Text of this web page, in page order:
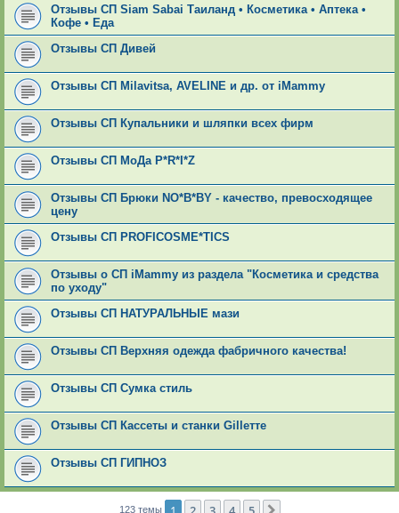
Отзывы СП Siam Sabai Таиланд • Косметика • Аптека •
Кофе • Еда
Отзывы СП Дивей
Отзывы СП Мilavitsа, AVELINE и др. от iMammy
Отзывы СП Купальники и шляпки всех фирм
Отзывы СП МоДа Р*R*I*Z
Отзывы СП Брюки NO*В*ВY - качество, превосходящее
цену
Отзывы СП PROFICOSME*TICS
Отзывы о СП iMammy из раздела "Косметика и средства
по уходу"
Отзывы СП НАТУРАЛЬНЫЕ мази
Отзывы СП Верхняя одежда фабричного качества!
Отзывы СП Сумка стиль
Отзывы СП Кассеты и станки Gilleттe
Отзывы СП ГИПНОЗ
123 темы